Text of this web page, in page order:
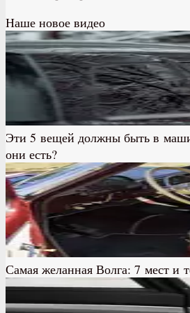
Наше новое видео
Эти 5 вещей должны быть в
они есть?
Самая желанная Волга: 7 мест и